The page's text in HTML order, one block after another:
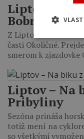
Liptovský
Bobrovec a
Z Liptovského
časti Okoličné.
smerom k
Liptov – Na
Pribyliny
Sezóna prináša
totiž mení na
so všetkými